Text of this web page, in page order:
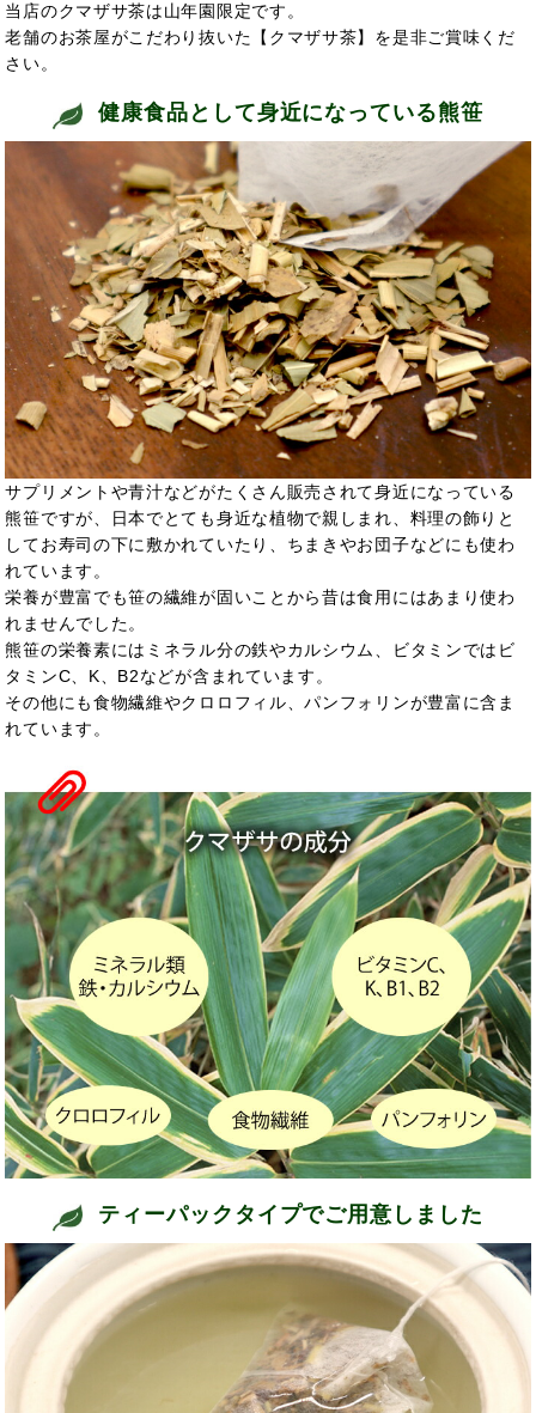
当店のクマザサ茶は山年園限定です。
老舗のお茶屋がこだわり抜いた【クマザサ茶】を是非ご賞味くだ
さい。
健康食品として身近になっている熊笹
サプリメントや青汁などがたくさん販売されて身近になっている
熊笹ですが、日本でとても身近な植物で親しまれ、料理の飾りと
してお寿司の下に敷かれていたり、ちまきやお団子などにも使わ
れています。
栄養が豊富でも笹の繊維が固いことから昔は食用にはあまり使わ
れませんでした。
熊笹の栄養素にはミネラル分の鉄やカルシウム、ビタミンではビ
タミンC、K、B2などが含まれています。
その他にも食物繊維やクロロフィル、パンフォリンが豊富に含ま
れています。
ティーパックタイプでご用意しました